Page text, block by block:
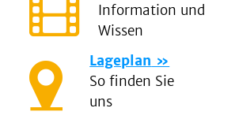
Information und
Wissen
Lageplan
So finden Sie
uns